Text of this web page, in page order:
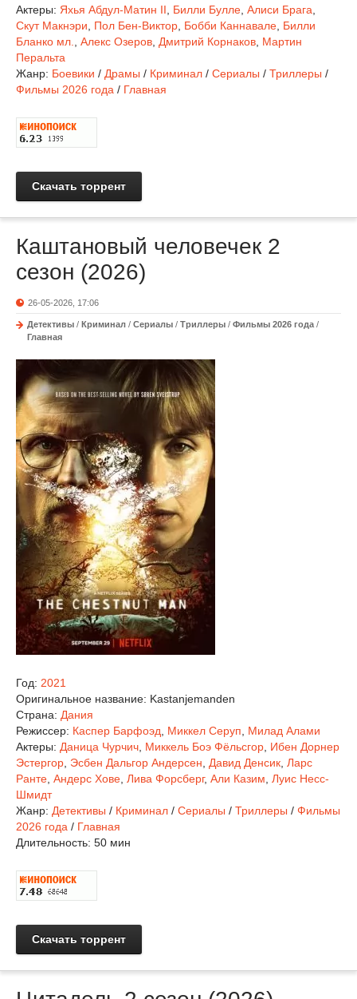
Актеры: Яхья Абдул-Матин II Билли Булле Алиси Брага
Скут Макнэри
Пол Бен-Виктор Бобби Каннавале Билли
Бланко мл.
Алекс Озеров Дмитрий Корнаков Мартин
Перальта
Жанр: Боевики / Драмы / Криминал / Сериалы / Триллеры /
Фильмы 2026 года / Главная
Скачать торрент
Каштановый человечек 2
сезон (2026)
26-05-2026, 17:06
Детективы / Криминал / Сериалы / Триллеры / Фильмы 2026 года /
Главная
Год: 2021
Оригинальное название: Kastanjemanden
Страна: Дания
Режиссер: Каспер Барфоэд Миккел Серуп
Милад Алами
Актеры: Даница Чурчич Миккель Боэ Фёльсгор Ибен Дорнер
Эстергор Эсбен Дальгор Андерсен Давид Денсик Ларс
Ранте Андерс Хове Лива Форсберг, Али Казим Луис Несс-
Шмидт
Жанр: Детективы / Криминал / Сериалы / Триллеры / Фильмы
2026 года / Главная
Длительность: 50 мин
Скачать торрент